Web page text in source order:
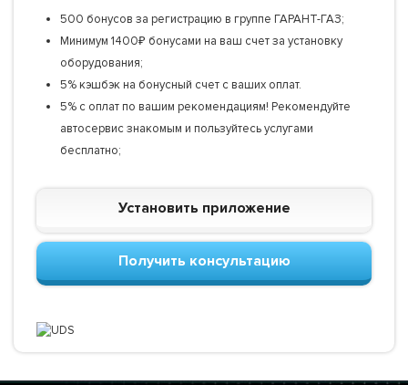
500 бонусов за регистрацию в группе ГАРАНТ-ГАЗ;
Минимум 1400₽ бонусами на ваш счет за установку
оборудования;
5% кэшбэк на бонусный счет с ваших оплат.
5% с оплат по вашим рекомендациям! Рекомендуйте
автосервис знакомым и пользуйтесь услугами
бесплатно;
Установить приложение
Получить консультацию